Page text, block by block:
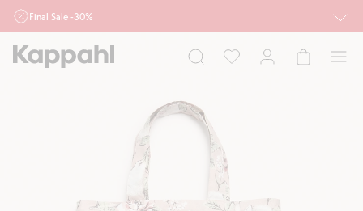
Final Sale -30%
działu outlet do 10.8 w sklepach Kappahl i Newbie oraz na kappahl.com. Ofert
nie łączymy